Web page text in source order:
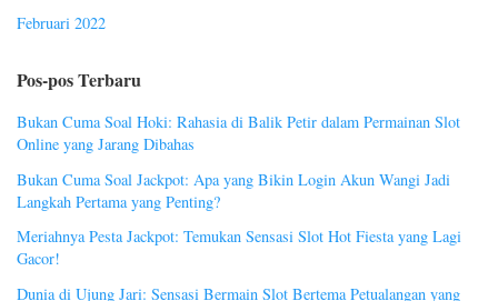
Februari 2022
Pos-pos Terbaru
Bukan Cuma Soal Hoki: Rahasia di Balik Petir dalam Permainan Slot
Online yang Jarang Dibahas
Bukan Cuma Soal Jackpot: Apa yang Bikin Login Akun Wangi Jadi
Langkah Pertama yang Penting?
Meriahnya Pesta Jackpot: Temukan Sensasi Slot Hot Fiesta yang Lagi
Gacor!
Dunia di Ujung Jari: Sensasi Bermain Slot Bertema Petualangan yang